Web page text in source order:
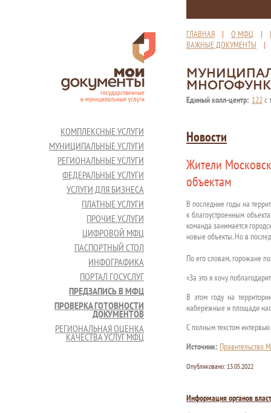
ГЛАВНАЯ | О МФЦ |
ВАЖНЫЕ ДОКУМЕНТЫ
Единый колл-центр: 122с
КОМПЛЕКСНЫЕ УСЛУГИ
МУНИЦИПАЛЬНЫЕ УСЛУГИ
РЕГИОНАЛЬНЫЕ УСЛУГИ
ФЕДЕРАЛЬНЫЕ УСЛУГИ
УСЛУГИ ДЛЯ БИЗНЕСА
ПЛАТНЫЕ УСЛУГИ
ПРОЧИЕ УСЛУГИ
ЦИФРОВОЙ МФЦ
ПАСПОРТНЫЙ СТОЛ
ИНФОГРАФИКА
ПОРТАЛ ГОСУСЛУГ
ПРЕДЗАПИСЬ В МФЦ
ПРОВЕРКА ГОТОВНОСТИ
ДОКУМЕНТОВ
РЕГИОНАЛЬНАЯ ОЦЕНКА
КАЧЕСТВА УСЛУГ МФЦ
Новости
Жители
объектам
В последние годы на
к благоустроенным
команда занимается
новые объекты. Но в
По его словам, горожане
«За это я хочу
В этом году на
набережные и площади
С полным текстом
Источник: Правительство
Опубликовано: 13.05.2022
Информация органов